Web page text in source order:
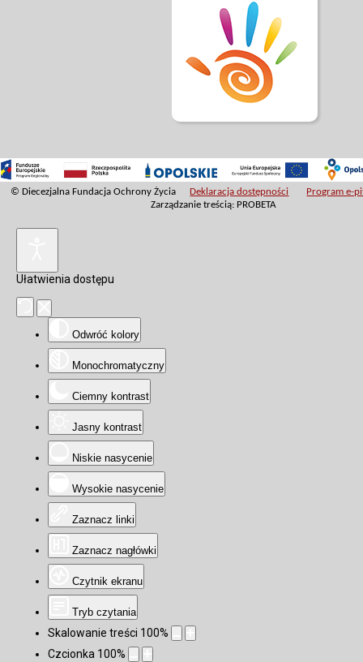
© Diecezjalna Fundacja Ochrony Życia Deklaracja dostępności
Program e-
Zarządzanie treścią: PROBETA
Ułatwienia dostępu
Odwróć kolory
Monochromatyczny
Ciemny kontrast
Jasny kontrast
Niskie nasycenie
Wysokie nasycenie
Zaznacz linki
Zaznacz nagłówki
Czytnik ekranu
Tryb czytania
Skalowanie treści 100%
Czcionka 100%